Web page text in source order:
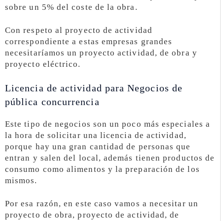
sobre un 5% del coste de la obra.
Con respeto al proyecto de actividad
correspondiente a estas empresas grandes
necesitaríamos un proyecto actividad, de obra y
proyecto eléctrico.
Licencia de actividad para Negocios de
pública concurrencia
Este tipo de negocios son un poco más especiales a
la hora de solicitar una licencia de actividad,
porque hay una gran cantidad de personas que
entran y salen del local, además tienen productos de
consumo como alimentos y la preparación de los
mismos.
Por esa razón, en este caso vamos a necesitar un
proyecto de obra, proyecto de actividad, de